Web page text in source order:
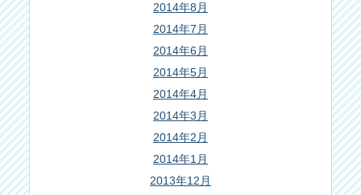
2014年8月
2014年7月
2014年6月
2014年5月
2014年4月
2014年3月
2014年2月
2014年1月
2013年12月